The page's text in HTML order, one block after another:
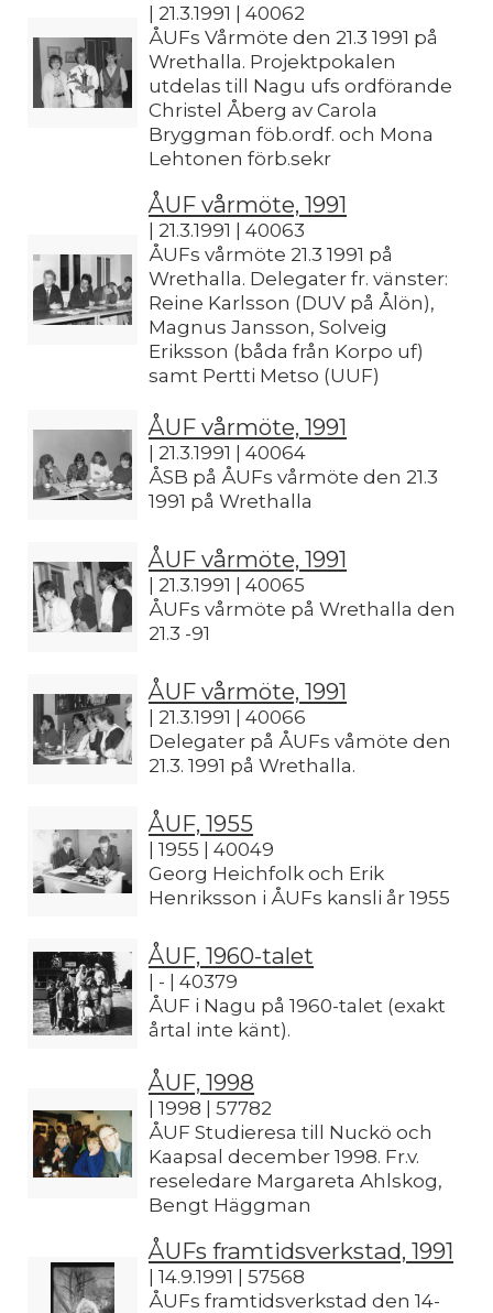
| 21.3.1991 | 40062
ÅUFs Vårmöte den 21.3 1991 på
Wrethalla. Projektpokalen
utdelas till Nagu ufs ordförande
Christel Åberg av Carola
Bryggman föb.ordf. och Mona
Lehtonen förb.sekr
ÅUF vårmöte, 1991
| 21.3.1991 | 40063
ÅUFs vårmöte 21.3 1991 på
Wrethalla. Delegater fr. vänster:
Reine Karlsson (DUV på Ålön),
Magnus Jansson, Solveig
Eriksson (båda från Korpo uf)
samt Pertti Metso (UUF)
ÅUF vårmöte, 1991
| 21.3.1991 | 40064
ÅSB på ÅUFs vårmöte den 21.3
1991 på Wrethalla
ÅUF vårmöte, 1991
| 21.3.1991 | 40065
ÅUFs vårmöte på Wrethalla den
21.3 -91
ÅUF vårmöte, 1991
| 21.3.1991 | 40066
Delegater på ÅUFs våmöte den
21.3. 1991 på Wrethalla.
ÅUF, 1955
| 1955 | 40049
Georg Heichfolk och Erik
Henriksson i ÅUFs kansli år 1955
ÅUF, 1960-talet
| - | 40379
ÅUF i Nagu på 1960-talet (exakt
årtal inte känt).
ÅUF, 1998
| 1998 | 57782
ÅUF Studieresa till Nuckö och
Kaapsal december 1998. Fr.v.
reseledare Margareta Ahlskog,
Bengt Häggman
ÅUFs framtidsverkstad, 1991
| 14.9.1991 | 57568
ÅUFs framtidsverkstad den 14-